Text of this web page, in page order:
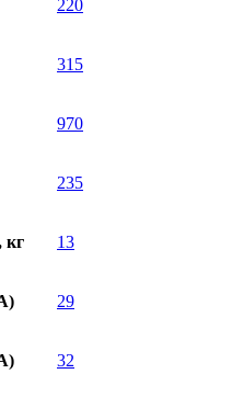
220
315
970
235
кг 13
29
32